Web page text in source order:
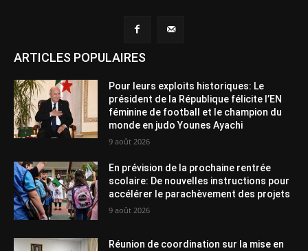
ARTICLES POPULAIRES
Pour leurs exploits historiques: Le
président de la République félicite l’EN
féminine de football et le champion du
monde en judo Younes Ayachi
9 août 2026
En prévision de la prochaine rentrée
scolaire: De nouvelles instructions pour
accélérer le parachèvement des projets
9 août 2026
Réunion de coordination sur la mise en